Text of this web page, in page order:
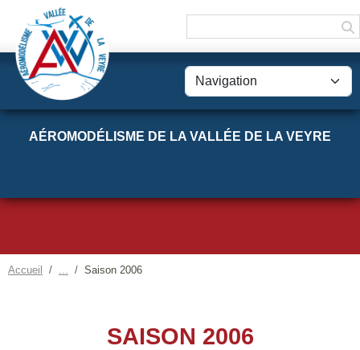
AÉROMODÉLISME DE LA VALLÉE DE LA VEYRE
Accueil Saison 2006
SAISON 2006
Panneau de gestion des cookies